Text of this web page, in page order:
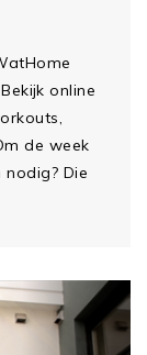
online
de week
Die